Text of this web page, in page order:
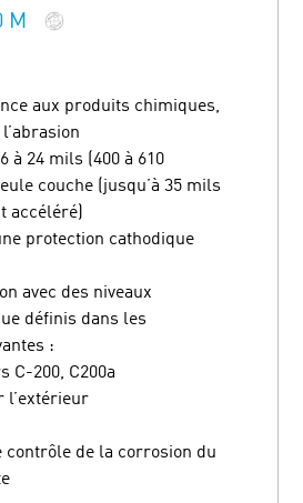
M
aux produits chimiques,
à 24 mils (400 à 610
couche (jusqu’à 35 mils
accéléré)
protection cathodique
avec des niveaux
définis dans les
:
C-200, C200a
l’extérieur
contrôle de la corrosion du